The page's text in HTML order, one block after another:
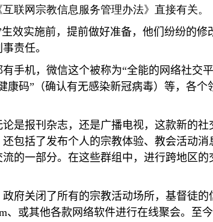
联网宗教信息服务管理办法》直接有关。
生效实施前，提前做好准备，他们纷纷的
责任。
手机，微信这个被称为“全能的网络社交
康码” （确认有无感染新冠病毒）等，各
是报刊杂志，还是广播电视，这款新的
包括了发布个人的宗教体验、教会活动
的一部分。在这些群组中，进行跨地区
府关闭了所有的宗教活动场所，基督徒
、或其他各款网络软件进行在线聚会。至